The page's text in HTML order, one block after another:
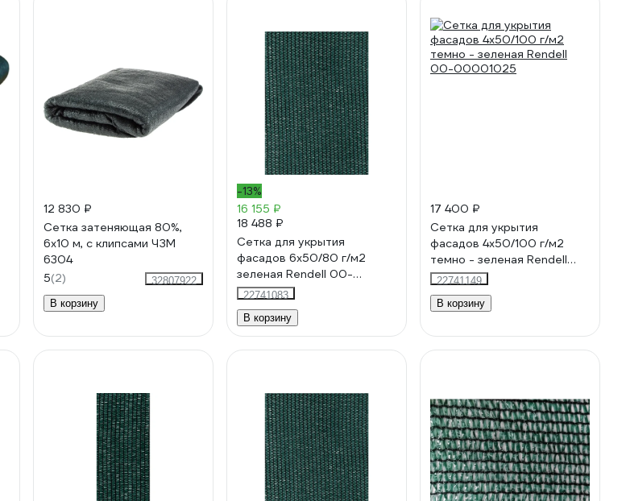
12 830 ₽
Сетка затеняющая 80%,
6x10 м, с клипсами ЧЗМ
6304
5(2)
32807922
В корзину
-13%
16 155 ₽
18 488 ₽
Сетка для укрытия
фасадов 6х50/80 г/м2
зеленая Rendell 00-
00000833
22741083
В корзину
17 400 ₽
Сетка для укрытия
фасадов 4х50/100 г/м2
темно - зеленая Rendell
00-00001025
22741149
В корзину